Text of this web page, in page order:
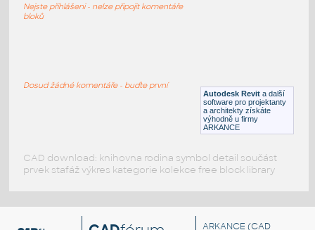
RFA Dveře
1 Dveře do LOP Karuselové Duotour
Autodesk Revit a další
software pro projektanty
a architekty získáte
výhodně u firmy
ARKANCE
Nejste přihlášeni - nelze připojit komentáře
bloků
Dosud žádné komentáře - buďte první
CAD download: knihovna rodina symbol detail součást
prvek stafáž výkres kategorie kolekce free block library
ARKANCE (CAD